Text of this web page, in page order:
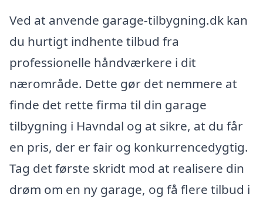
Ved at anvende garage-tilbygning.dk kan
du hurtigt indhente tilbud fra
professionelle håndværkere i dit
nærområde. Dette gør det nemmere at
finde det rette firma til din garage
tilbygning i Havndal og at sikre, at du får
en pris, der er fair og konkurrencedygtig.
Tag det første skridt mod at realisere din
drøm om en ny garage, og få flere tilbud i